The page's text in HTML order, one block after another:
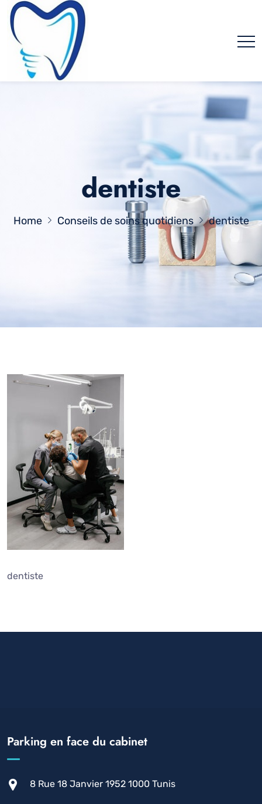
dentiste
Home Conseils de soins quotidiens dentiste
dentiste
Parking en face du cabinet
8 Rue 18 Janvier 1952 1000 Tunis